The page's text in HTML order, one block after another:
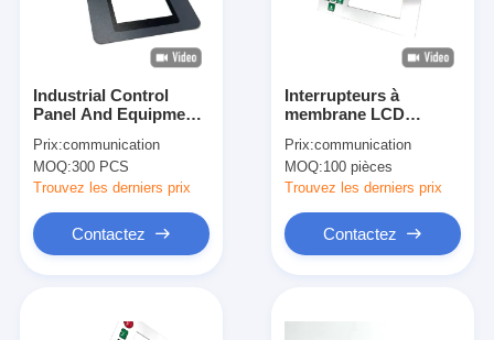
Industrial Control
Panel And Equipment
Impact Resistance
Polycarbonate Front
Panel
Prix:communication
MOQ:300 PCS
Trouvez les derniers prix
Contactez
Interrupteurs à
membrane LCD
produits chimiques et
très polyvalents avec
options de gaufrage
une personnalisation
accrues
Prix:communication
MOQ:100 pièces
Trouvez les derniers prix
Contactez